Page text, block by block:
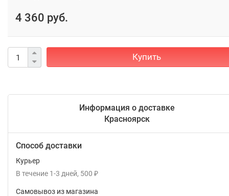
4 360 руб.
Купить
Информация о доставке
Красноярск
Способ доставки
Курьер
В течение 1-3 дней 500 ₽
Самовывоз из магазина